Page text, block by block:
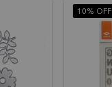
10% OFF